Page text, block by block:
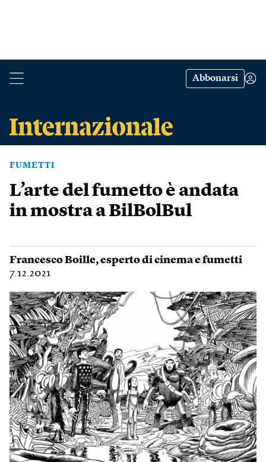
Abbonarsi
FUMETTI
L’arte del fumetto è andata
in mostra a BilBolBul
Francesco Boille, esperto di cinema e fumetti
7.12.2021